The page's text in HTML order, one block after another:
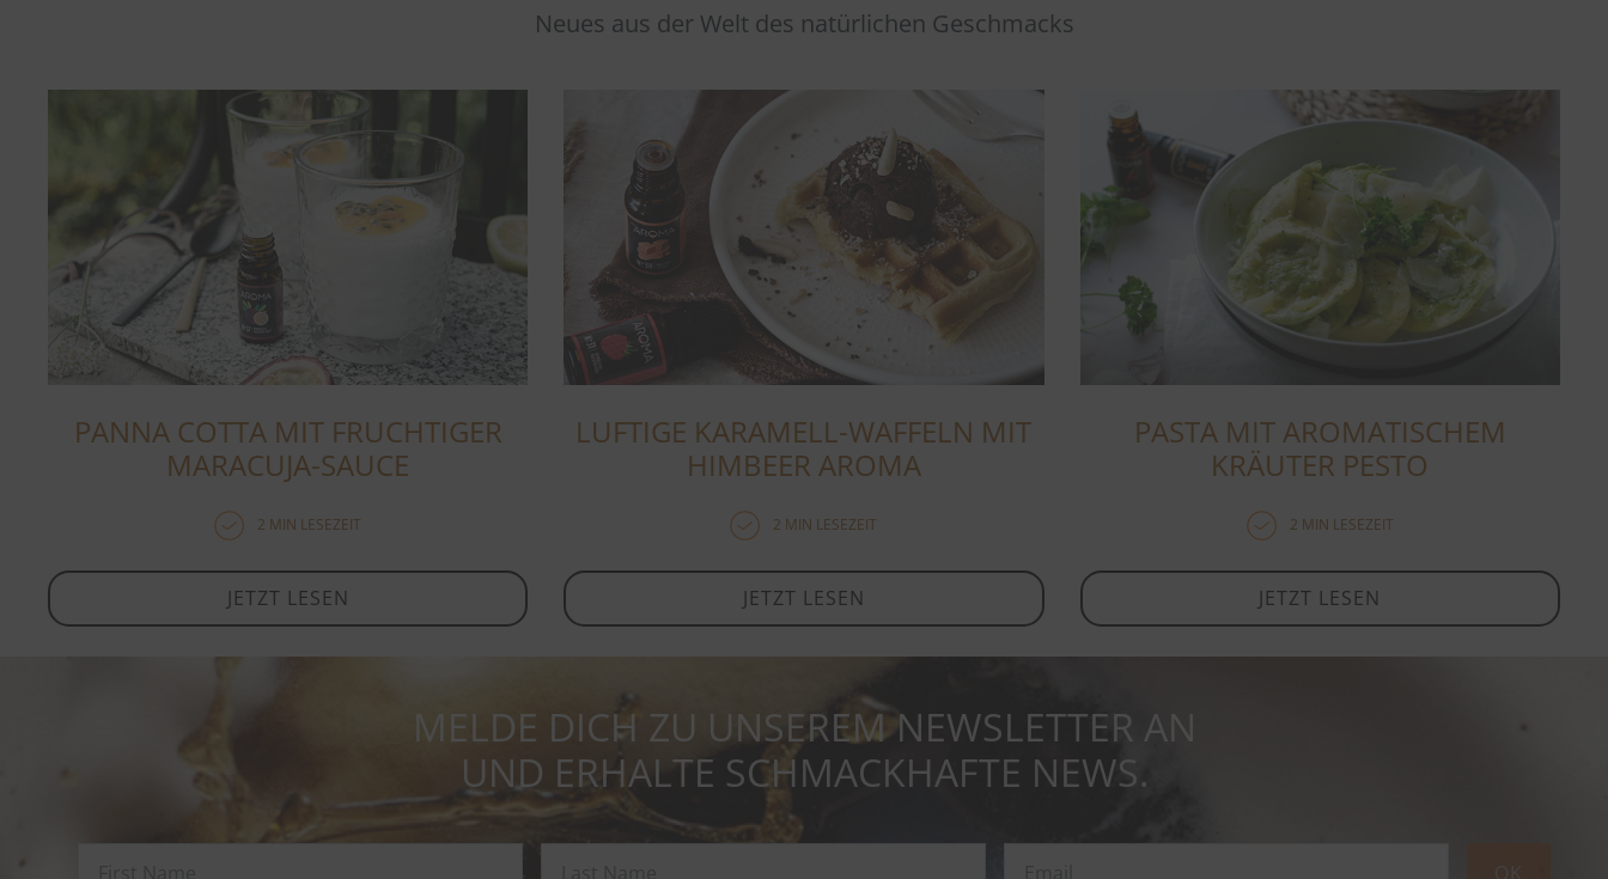
Neues aus der Welt des natürlichen Geschmacks
PANNA COTTA MIT FRUCHTIGER
MARACUJA-SAUCE
2 MIN LESEZEIT
JETZT LESEN
LUFTIGE KARAMELL-WAFFELN MIT
HIMBEER AROMA
2 MIN LESEZEIT
JETZT LESEN
PASTA MIT AROMATISCHEM
KRÄUTER PESTO
2 MIN LESEZEIT
JETZT LESEN
MELDE DICH ZU UNSEREM NEWSLETTER AN
UND ERHALTE SCHMACKHAFTE NEWS.
OK